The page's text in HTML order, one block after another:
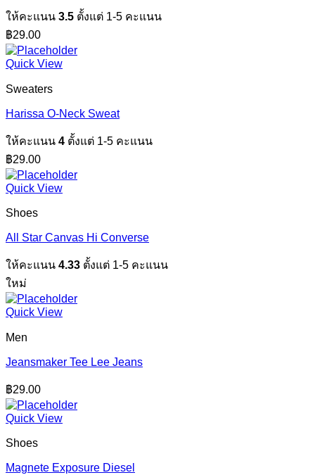
ให้คะแนน 3.5 ตั้งแต่ 1-5 คะแนน
฿29.00
Quick View
Sweaters
Harissa O-Neck Sweat
ให้คะแนน 4 ตั้งแต่ 1-5 คะแนน
฿29.00
Quick View
Shoes
All Star Canvas Hi Converse
ให้คะแนน 4.33 ตั้งแต่ 1-5 คะแนน
ใหม่
Quick View
Men
Jeansmaker Tee Lee Jeans
฿29.00
Quick View
Shoes
Magnete Exposure Diesel